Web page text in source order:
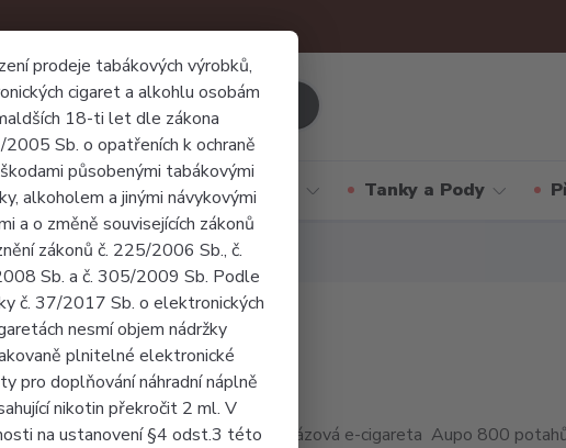
prodeje tabákových výrobků,
cigaret a alkohlu osobám
18-ti let dle zákona
Sb. o opatřeních k ochraně
působenými tabákovými
alkoholem a jinými návykovými
a o změně souvisejících zákonů
zákonů č. 225/2006 Sb., č.
Sb. a č. 305/2009 Sb. Podle
č. 37/2017 Sb. o elektronických
nesmí objem nádržky
plnitelné elektronické
pro doplňování náhradní náplně
nikotin překročit 2 ml. V
na ustanovení §4 odst.3 této
Hledat
Jednorázové cigarety Tanky a Pody
Jednorázová e-cigareta Aupo 800